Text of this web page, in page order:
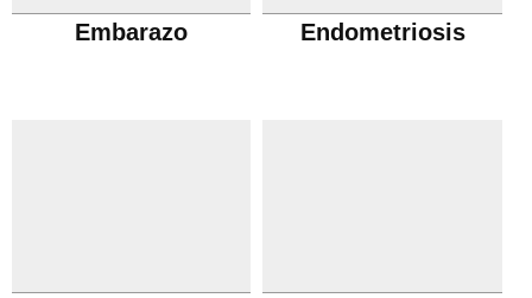
Embarazo Endometriosis